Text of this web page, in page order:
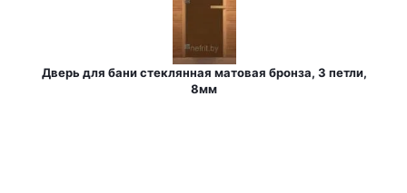
Дверь для бани стеклянная матовая бронза, 3 петли,
8мм